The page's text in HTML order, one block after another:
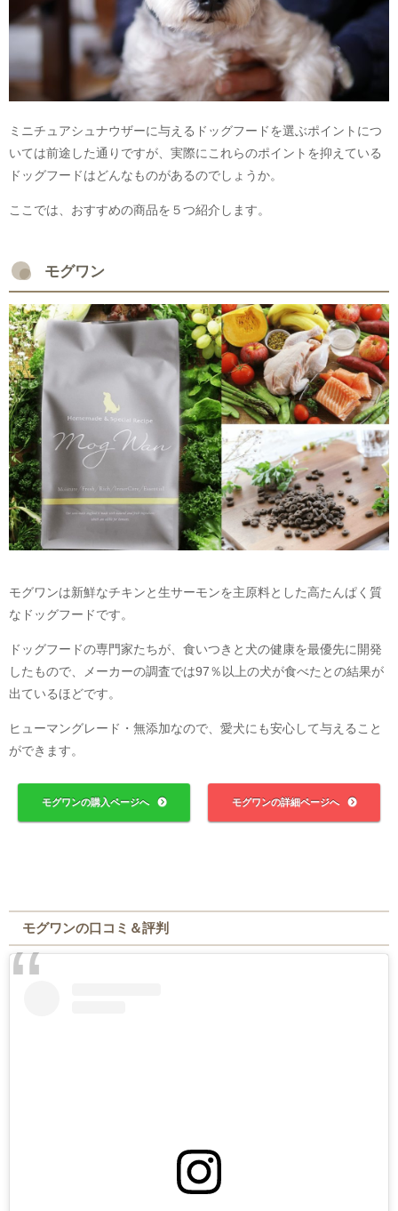
ミニチュアシュナウザーに与えるドッグフードを選ぶポイントにつ
いては前途した通りですが、実際にこれらのポイントを抑えている
ドッグフードはどんなものがあるのでしょうか。
ここでは、おすすめの商品を５つ紹介します。
モグワン
モグワンは新鮮なチキンと生サーモンを主原料とした高たんぱく質
なドッグフードです。
ドッグフードの専門家たちが、食いつきと犬の健康を最優先に開発
したもので、メーカーの調査では97％以上の犬が食べたとの結果が
出ているほどです。
ヒューマングレード・無添加なので、愛犬にも安心して与えること
ができます。
モグワンの購入ページへ モグワンの詳細ページへ
モグワンの口コミ＆評判